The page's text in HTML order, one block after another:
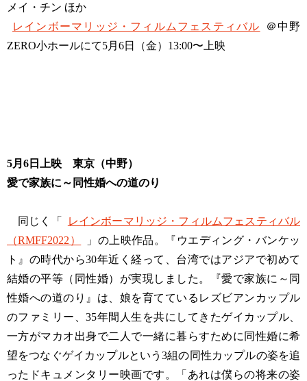
メイ・チン ほか
レインボーマリッジ・フィルムフェスティバル
＠中野
ZERO小ホールにて5月6日（金）13:00〜上映
5月6日上映 東京（中野）
愛で家族に～同性婚への道のり
同じく「
レインボーマリッジ・フィルムフェスティバル
（RMFF2022）
」の上映作品。『ウエディング・バンケッ
ト』の時代から30年近く経って、台湾ではアジアで初めて
結婚の平等（同性婚）が実現しました。『愛で家族に～同
性婚への道のり』は、娘を育てているレズビアンカップル
のファミリー、35年間人生を共にしてきたゲイカップル、
一方がマカオ出身で二人で一緒に暮らすために同性婚に希
望をつなぐゲイカップルという3組の同性カップルの姿を追
ったドキュメンタリー映画です。「あれは僕らの将来の姿